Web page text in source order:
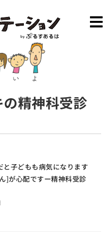
精神科受診
と子どもも病気になります
]が心配ですー精神科受診